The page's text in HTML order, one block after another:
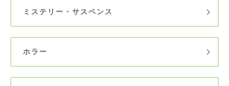
ミステリー・サスペンス
ホラー